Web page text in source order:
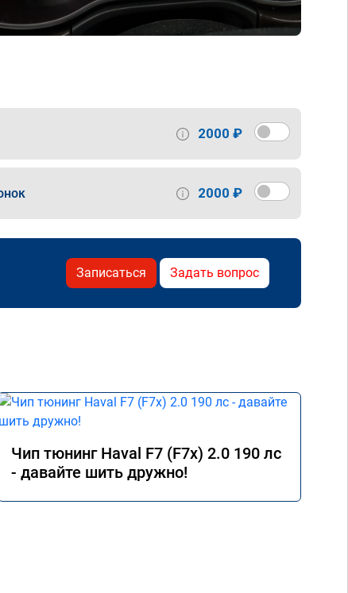
2000 ₽
2000 ₽
Записаться Задать вопрос
Чип тюнинг Haval F7 (F7x) 2.0 190 лс
- давайте шить дружно!